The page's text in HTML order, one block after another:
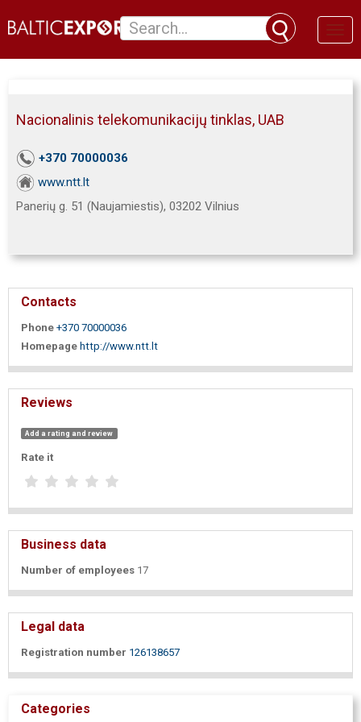
Nacionalinis telekomunikacijų tinklas, UAB
+370 70000036
www.ntt.lt
Panerių g. 51 (Naujamiestis), 03202 Vilnius
Contacts
Phone +370 70000036
Homepage http://www.ntt.lt
Reviews
Add a rating and review
Rate it
Business data
Number of employees 17
Legal data
Registration number 126138657
Categories